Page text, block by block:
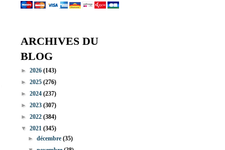
ARCHIVES DU
BLOG
► 2026 (143)
► 2025 (276)
► 2024 (237)
► 2023 (307)
► 2022 (384)
▼ 2021 (345)
►décembre(35)